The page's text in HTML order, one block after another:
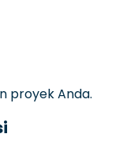
proyek Anda.